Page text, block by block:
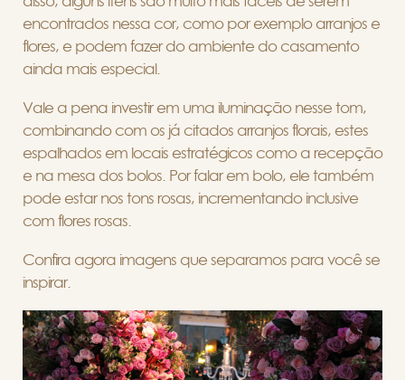
encontrados nessa cor, como por exemplo arranjos e
flores, e podem fazer do ambiente do casamento
ainda mais especial.
Vale a pena investir em uma iluminação nesse tom,
combinando com os já citados arranjos florais, estes
espalhados em locais estratégicos como a recepção
e na mesa dos bolos. Por falar em bolo, ele também
pode estar nos tons rosas, incrementando inclusive
com flores rosas.
Confira agora imagens que separamos para você se
inspirar.